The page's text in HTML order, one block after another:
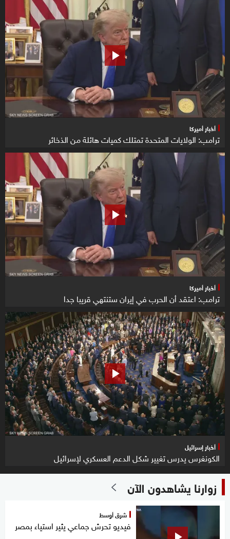
أخبار أميركا
ترامب: الولايات المتحدة تمتلك كميات هائلة من الذخائر
أخبار أميركا
ترامب: اعتقد أن الحرب في إيران ستنتهي قريبا جدا
أخبار إسرائيل
الكونغرس يدرس تغيير شكل الدعم العسكري لإسرائيل
زوارنا يشاهدون الآن
شرق أوسط
فيديو تحرش جماعي يثير استياء بمصر